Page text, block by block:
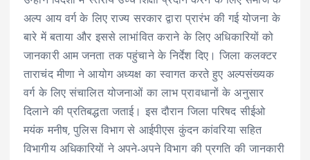
अल्प आय वर्ग के लिए राज्य सरकार द्वारा प्रारंभ की गई योजना के
बारे में बताया और इससे लाभांवित कराने के लिए अधिकारियों को
जानकारी आम जनता तक पहुंचाने के निर्देश दिए। जिला कलक्टर
ताराचंद मीणा ने आयोग अध्यक्ष का स्वागत करते हुए अल्पसंख्यक
वर्ग के लिए संचालित योजनाओं का लाभ प्रावधानों के अनुसार
दिलाने की प्रतिबद्धता जताई। इस दौरान जिला परिषद सीईओ
मयंक मनीष, पुलिस विभाग से आईपीएस कुंदन कांवरिया सहित
विभागीय अधिकारियों ने अपने-अपने विभाग की प्रगति की जानकारी